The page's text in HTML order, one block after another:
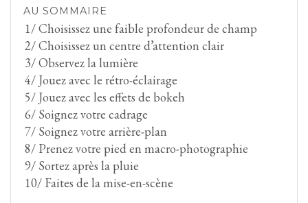
AU SOMMAIRE
1/ Choisissez une faible profondeur de champ
2/ Choisissez un centre d’attention clair
3/ Observez la lumière
4/ Jouez avec le rétro-éclairage
5/ Jouez avec les effets de bokeh
6/ Soignez votre cadrage
7/ Soignez votre arrière-plan
8/ Prenez votre pied en macro-photographie
9/ Sortez après la pluie
10/ Faites de la mise-en-scène